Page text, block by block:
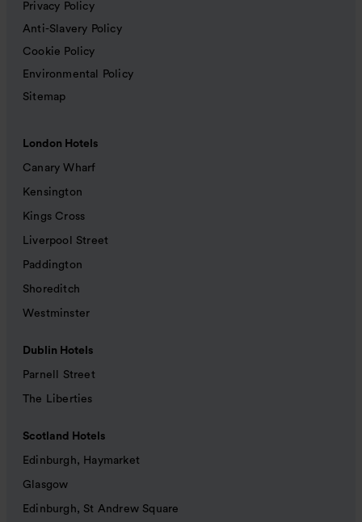
Privacy Policy
Anti-Slavery Policy
Cookie Policy
Environmental Policy
Sitemap
London Hotels
Canary Wharf
Kensington
Kings Cross
Liverpool Street
Paddington
Shoreditch
Westminster
Dublin Hotels
Parnell Street
The Liberties
Scotland Hotels
Edinburgh, Haymarket
Glasgow
Edinburgh, St Andrew Square